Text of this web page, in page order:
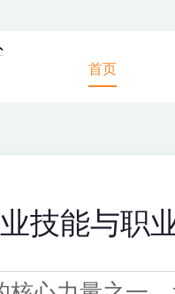
首页
技能与职